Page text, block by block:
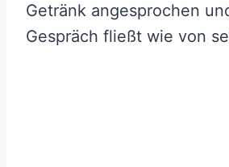
Getränk angesprochen
Gespräch fließt wie von